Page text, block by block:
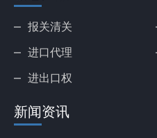
报关清关
进口代理
进出口权
新闻资讯